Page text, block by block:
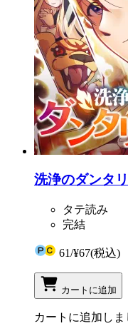
洗浄のダンタ
タテ読み
完結
61/¥67(税込)
カートに追加
カートに追加しま